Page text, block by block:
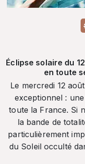
Éclipse solaire du
en toute
Le mercredi 12
exceptionnel :
toute la France. Si
la bande de
particulièrement
du Soleil occulté